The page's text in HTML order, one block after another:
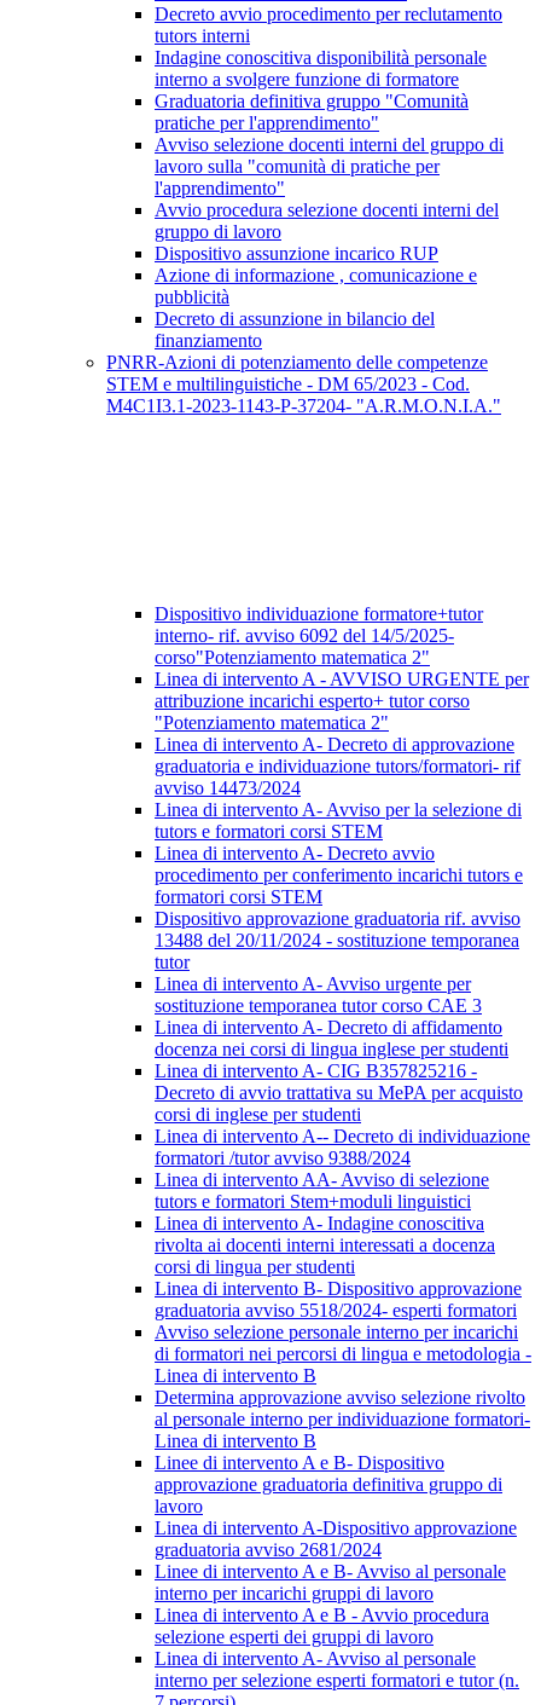
Decreto avvio procedimento per reclutamento
tutors interni
Indagine conoscitiva disponibilità personale
interno a svolgere funzione di formatore
Graduatoria definitiva gruppo "Comunità
pratiche per l'apprendimento"
Avviso selezione docenti interni del gruppo di
lavoro sulla "comunità di pratiche per
l'apprendimento"
Avvio procedura selezione docenti interni del
gruppo di lavoro
Dispositivo assunzione incarico RUP
Azione di informazione , comunicazione e
pubblicità
Decreto di assunzione in bilancio del
finanziamento
PNRR-Azioni di potenziamento delle competenze
STEM e multilinguistiche - DM 65/2023 - Cod.
M4C1I3.1-2023-1143-P-37204- "A.R.M.O.N.I.A."
Dispositivo individuazione formatore+tutor
interno- rif. avviso 6092 del 14/5/2025-
corso"Potenziamento matematica 2"
Linea di intervento A - AVVISO URGENTE per
attribuzione incarichi esperto+ tutor corso
"Potenziamento matematica 2"
Linea di intervento A- Decreto di approvazione
graduatoria e individuazione tutors/formatori- rif
avviso 14473/2024
Linea di intervento A- Avviso per la selezione di
tutors e formatori corsi STEM
Linea di intervento A- Decreto avvio
procedimento per conferimento incarichi tutors e
formatori corsi STEM
Dispositivo approvazione graduatoria rif. avviso
13488 del 20/11/2024 - sostituzione temporanea
tutor
Linea di intervento A- Avviso urgente per
sostituzione temporanea tutor corso CAE 3
Linea di intervento A- Decreto di affidamento
docenza nei corsi di lingua inglese per studenti
Linea di intervento A- CIG B357825216 -
Decreto di avvio trattativa su MePA per acquisto
corsi di inglese per studenti
Linea di intervento A-- Decreto di individuazione
formatori /tutor avviso 9388/2024
Linea di intervento AA- Avviso di selezione
tutors e formatori Stem+moduli linguistici
Linea di intervento A- Indagine conoscitiva
rivolta ai docenti interni interessati a docenza
corsi di lingua per studenti
Linea di intervento B- Dispositivo approvazione
graduatoria avviso 5518/2024- esperti formatori
Avviso selezione personale interno per incarichi
di formatori nei percorsi di lingua e metodologia -
Linea di intervento B
Determina approvazione avviso selezione rivolto
al personale interno per individuazione formatori-
Linea di intervento B
Linee di intervento A e B- Dispositivo
approvazione graduatoria definitiva gruppo di
lavoro
Linea di intervento A-Dispositivo approvazione
graduatoria avviso 2681/2024
Linee di intervento A e B- Avviso al personale
interno per incarichi gruppi di lavoro
Linea di intervento A e B - Avvio procedura
selezione esperti dei gruppi di lavoro
Linea di intervento A- Avviso al personale
interno per selezione esperti formatori e tutor (n.